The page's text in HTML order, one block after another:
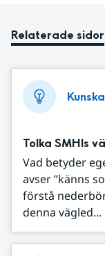
Relaterade sidor
Tolka SMHIs
Vad betyder
avser ”känns
förstå
denna vägled...